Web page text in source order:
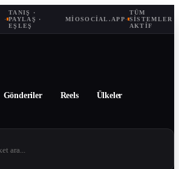
·
TANIŞ ·
PAYLAŞ ·
EŞLEŞ
MIOSOCIAL.APP·
TÜM
SISTEMLER
AKTIF
Gönderiler Reels Ülkeler